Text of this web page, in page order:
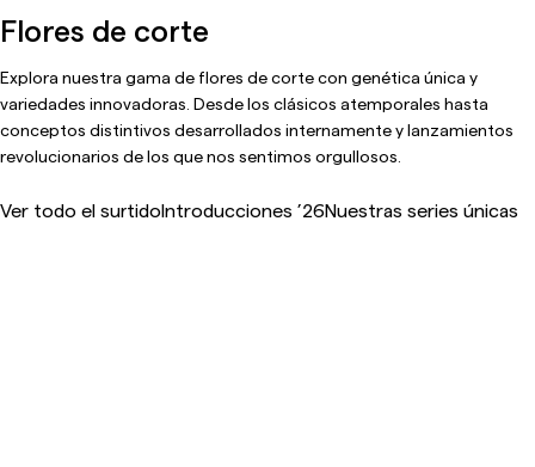
Flores de corte
Explora nuestra gama de flores de corte con genética única y
variedades innovadoras. Desde los clásicos atemporales hasta
conceptos distintivos desarrollados internamente y lanzamientos
revolucionarios de los que nos sentimos orgullosos.
Ver todo el surtidoIntroducciones ’26Nuestras series únicas